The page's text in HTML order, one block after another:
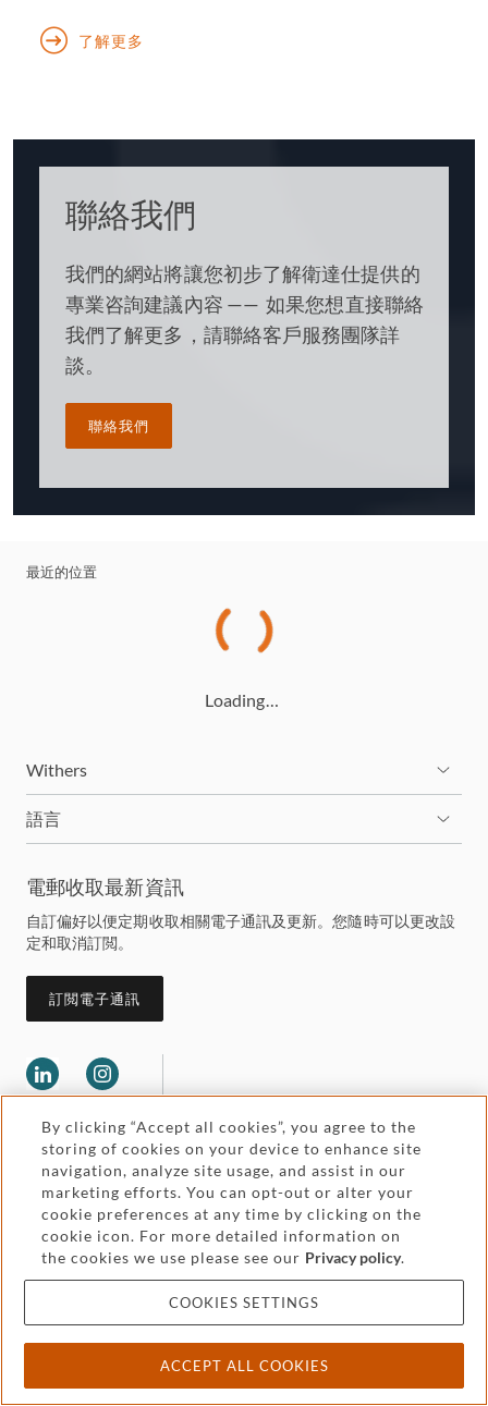
了解更多
聯絡我們
我們的網站將讓您初步了解衛達仕提供的
專業咨詢建議內容 —— 如果您想直接聯絡
我們了解更多，請聯絡客戶服務團隊詳
談。
聯絡我們
最近的位置
Loading…
Withers
語言
電郵收取最新資訊
自訂偏好以便定期收取相關電子通訊及更新。您隨時可以更改設
定和取消訂閲。
訂閲電子通訊
Legal and regulatory
Pricing
Cookies and privacy
Accessibility
Attorney advertising
By clicking “Accept all cookies”, you agree to the
storing of cookies on your device to enhance site
navigation, analyze site usage, and assist in our
marketing efforts. You can opt-out or alter your
cookie preferences at any time by clicking on the
cookie icon. For more detailed information on
the cookies we use please see our Privacy policy.
COOKIES SETTINGS
ACCEPT ALL COOKIES